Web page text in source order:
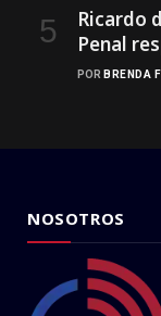
Ricardo
Penal
POR BRENDA
NOSOTROS